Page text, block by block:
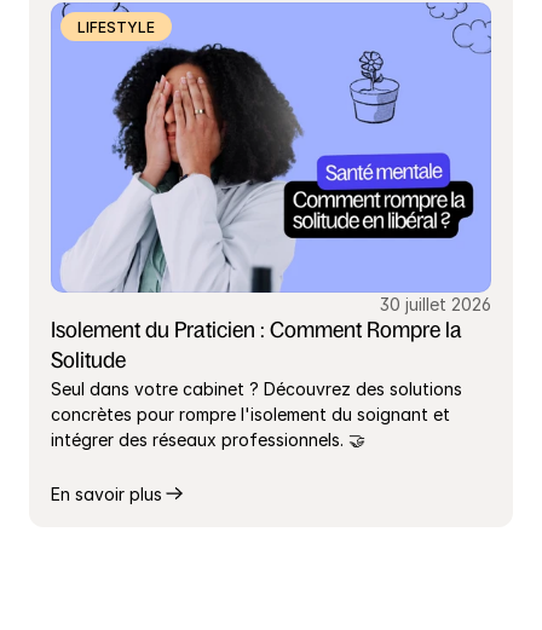
LIFESTYLE
30 juillet 2026
Isolement du Praticien : Comment Rompre la
Solitude
Seul dans votre cabinet ? Découvrez des solutions
concrètes pour rompre l'isolement du soignant et
intégrer des réseaux professionnels. 🤝
En savoir plus